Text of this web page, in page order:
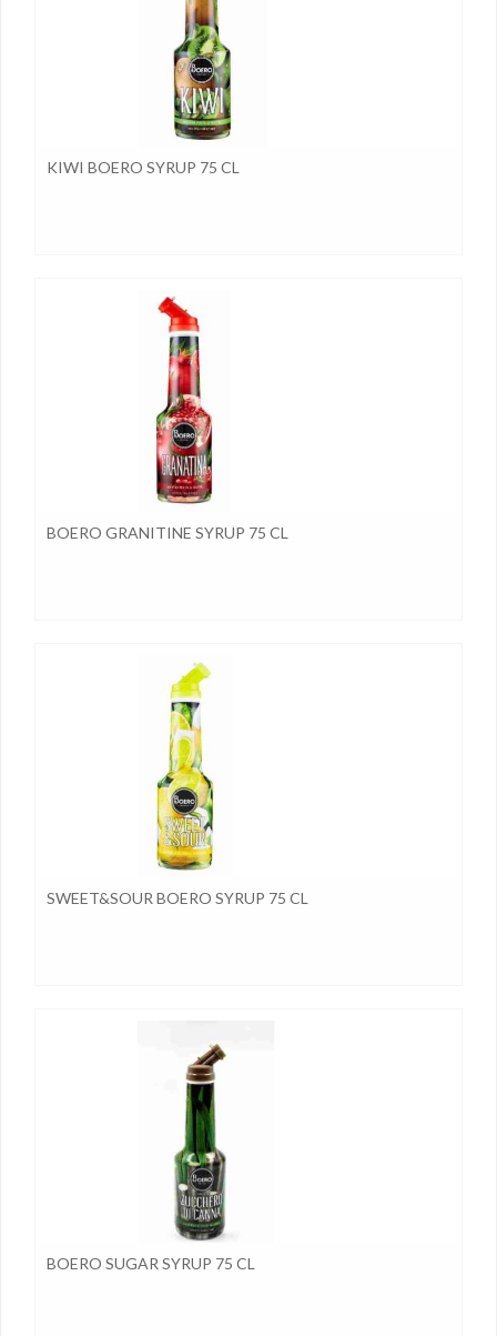
KIWI BOERO SYRUP 75 CL
BOERO GRANITINE SYRUP 75 CL
SWEET&SOUR BOERO SYRUP 75 CL
BOERO SUGAR SYRUP 75 CL